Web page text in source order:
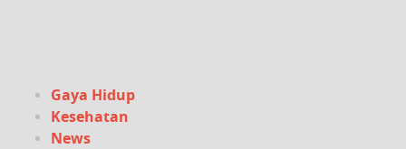
Gaya Hidup
Kesehatan
News